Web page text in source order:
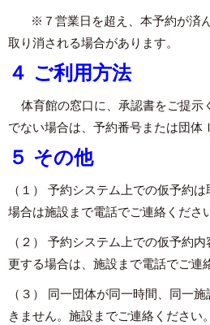
※７営業日を超え、本予約が済ん
取り消される場合があります。
４ ご利用方法
体育館の窓口に、承認書をご提示
でない場合は、予約番号または団体
５ その他
（１） 予約システム上での仮予約
場合は施設まで電話でご連絡くださ
（２） 予約システム上での仮予約
更する場合は、施設まで電話でご連
（３） 同一団体が同一時間、同一
きません。施設までご連絡ください。